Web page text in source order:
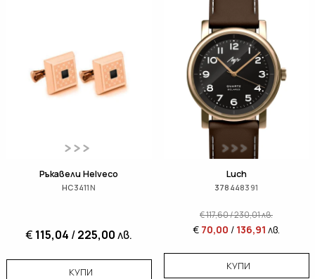
Ръкавели Helveco
HC3411N
€ 115,04 /225,00лв.
КУПИ
Luch
378448391
€117,60/230,01лв.
€ 70,00 / 136,91 лв.
КУПИ